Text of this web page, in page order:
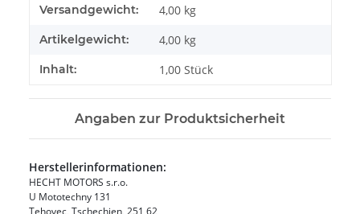
Produkteigenschaft
Wert
Versandgewicht: 4,00 kg
Artikelgewicht: 4,00 kg
Inhalt: 1,00 Stück
Angaben zur Produktsicherheit
Herstellerinformationen:
HECHT MOTORS s.r.o.
U Mototechny 131
Tehovec, Tschechien, 251 62